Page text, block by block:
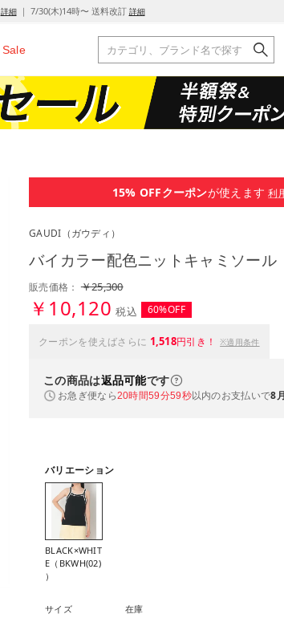
詳細｜ 7/30(木)14時〜 送料改訂 詳細
Sale
15% OFFクーポンが使えます 利
GAUDI （ガウディ）
バイカラー配色ニットキャミソール
販売価格：￥25,300
￥10,120 税込 60%OFF
クーポンを使えばさらに 1,518円引き！ ※適用条件
この商品は返品可能です
お急ぎ便なら20時間59分58秒以内のお支払いで8
バリエーション
BLACK×WHIT
E（BKWH(02)
）
サイズ 在庫